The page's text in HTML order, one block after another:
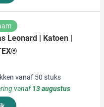
Leonard | Katoen |
vanaf 50 stuks
vanaf13 augustus